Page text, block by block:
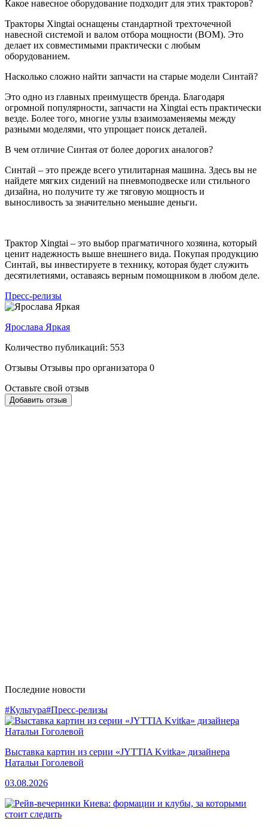
Какое навесное оборудование подходит для этих тракторов?
Тракторы Xingtai оснащены стандартной трехточечной
навесной системой и валом отбора мощности (ВОМ). Это
делает их совместимыми практически с любым
оборудованием.
Насколько сложно найти запчасти на старые модели Синтай?
Это одно из главных преимуществ бренда. Благодаря
огромной популярности, запчасти на Xingtai есть практически
везде. Более того, многие узлы взаимозаменяемы между
разными моделями, что упрощает поиск деталей.
В чем отличие Синтая от более дорогих аналогов?
Синтай – это прежде всего утилитарная машина. Здесь вы не
найдете мягких сидений на пневмоподвеске или стильного
дизайна, но получите ту же тяговую мощность и
выносливость за значительно меньшие деньги.
Трактор Xingtai – это выбор прагматичного хозяина, который
ценит надежность выше внешнего вида. Покупая продукцию
Синтай, вы инвестируете в технику, которая будет служить
десятилетиями, оставаясь верным помощником в любом деле.
Пресс-релизы
Ярослава Яркая
Количество публикаций: 553
Отзывы Отзывы про организатора 0
Оставьте свой отзыв
Добавить отзыв
Последние новости
#Культура#Пресс-релизы
Выставка картин из серии «JYTTIA Kvitka» дизайнера
Натальи Гоголевой
03.08.2026